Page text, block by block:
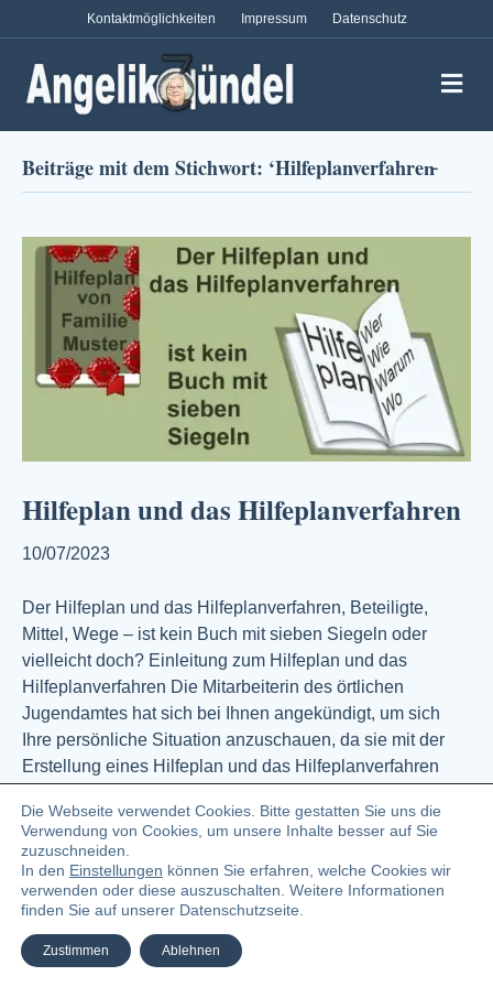
Kontaktmöglichkeiten Impressum Datenschutz
Beiträge mit dem Stichwort: ‘Hilfeplanverfahren̵
Hilfeplan und das Hilfeplanverfahren
10/07/2023
Der Hilfeplan und das Hilfeplanverfahren, Beteiligte,
Mittel, Wege – ist kein Buch mit sieben Siegeln oder
vielleicht doch? Einleitung zum Hilfeplan und das
Hilfeplanverfahren Die Mitarbeiterin des örtlichen
Jugendamtes hat sich bei Ihnen angekündigt, um sich
Ihre persönliche Situation anzuschauen, da sie mit der
Erstellung eines Hilfeplan und das Hilfeplanverfahren
Weiterlesen
© 2023 Angelika Zündel Bloggerin und Buchautorin
Die Webseite verwendet Cookies. Bitte gestatten Sie uns die
Verwendung von Cookies, um unsere Inhalte besser auf Sie
zuzuschneiden.
In den Einstellungen können Sie erfahren, welche Cookies wir
verwenden oder diese auszuschalten. Weitere Informationen
finden Sie auf unserer Datenschutzseite.
Zustimmen Ablehnen